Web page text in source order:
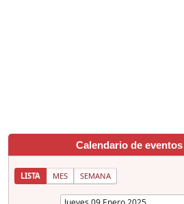
Calendario de
LISTA MES SEMANA